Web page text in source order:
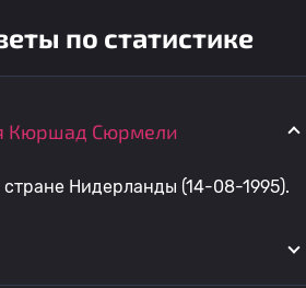
по статистике
Кюршад Сюрмели
Нидерланды (14-08-1995).